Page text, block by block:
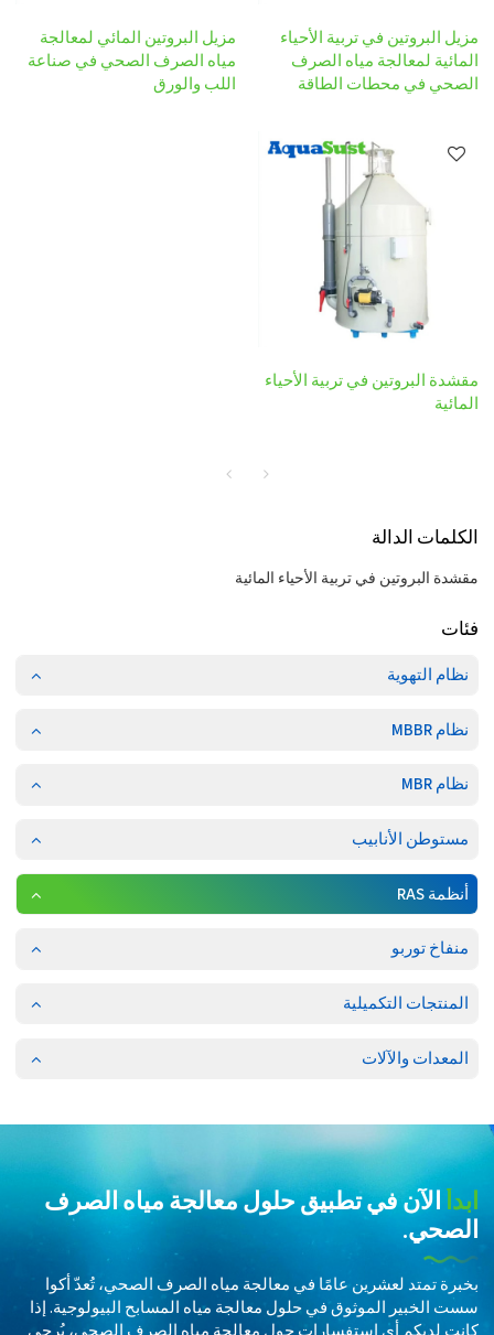
مزيل البروتين في تربية الأحياء
المائية لمعالجة مياه الصرف
الصحي في محطات الطاقة
مزيل البروتين المائي لمعالجة
مياه الصرف الصحي في صناعة
اللب والورق
مقشدة البروتين في تربية الأحياء
المائية
الكلمات الدالة
مقشدة البروتين في تربية الأحياء المائية
فئات
نظام التهوية
نظام MBBR
نظام MBR
مستوطن الأنابيب
أنظمة RAS
منفاخ توربو
المنتجات التكميلية
المعدات والآلات
ابدأالآن في تطبيق حلول معالجة مياه الصرف
الصحي.
بخبرة تمتد لعشرين عامًا في معالجة مياه الصرف الصحي، تُعدّ أكوا
سست الخبير الموثوق في حلول معالجة مياه المسابح البيولوجية. إذا